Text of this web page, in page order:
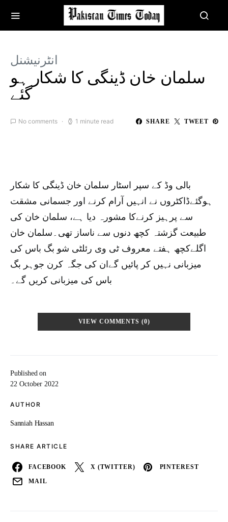
انٹرنیشنل
سلمان خان ڈینگی کا شکار ہو
گئے
No comments 1 minute read SHARE TWEET
Published on
22 October 2022
AUTHOR
Sanniah Hassan
SHARE ARTICLE
FACEBOOK X (TWITTER) PINTEREST
MAIL
بالی وڈ کے سپر اسٹار سلمان خان ڈینگی کا شکار
ہوگئےڈاکٹروں نے انہیں آرام کرنے اور جسمانی مشقت
سے پرہیز کرنےکا مشورہ دیا ہے، سلمان خان کی
طبیعت گزشتہ کچھ دنوں سے ناساز تھی۔سلمان خان
اگلےکچھ ہفتے معروف ٹی وی رئلٹی شو بگ باس کی
میزبانی نہیں کر پائیں گےان کی جگہ کرن جوہر بگ
باس کی میزبانی کریں گے۔
VIEW COMMENTS (0)